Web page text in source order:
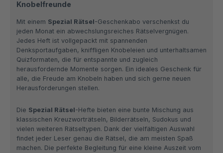
Knobelfreunde
Mit einem Spezial Rätsel-Geschenkabo verschenkst du
jeden Monat ein abwechslungsreiches Rätselvergnügen.
Jedes Heft ist vollgepackt mit spannenden
Denksportaufgaben, kniffligen Knobeleien und unterhaltsamen
Quizformaten, die für entspannte und zugleich
herausfordernde Momente sorgen. Ein ideales Geschenk für
alle, die Freude am Knobeln haben und sich gerne neuen
Herausforderungen stellen.
Die Spezial Rätsel-Hefte bieten eine bunte Mischung aus
klassischen Kreuzworträtseln, Bilderrätseln, Sudokus und
vielen weiteren Rätseltypen. Dank der vielfältigen Auswahl
findet jeder Leser genau die Rätsel, die am meisten Spaß
machen. Die perfekte Begleitung für eine kleine Auszeit vom